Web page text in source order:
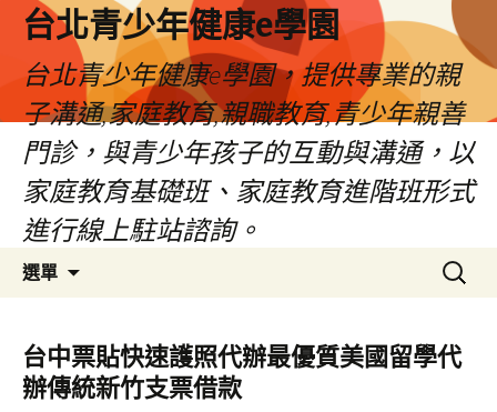
台北青少年健康e學園
台北青少年健康e學園，提供專業的親
子溝通,家庭教育,親職教育,青少年親善
門診，與青少年孩子的互動與溝通，以
家庭教育基礎班、家庭教育進階班形式
進行線上駐站諮詢。
選單
容
搜
尋
鍵
字:
台中票貼快速護照代辦最優質美國留學代
辦傳統新竹支票借款